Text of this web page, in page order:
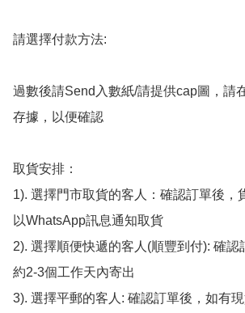
請選擇付款方法:
過數後請Send入數紙/請提供cap圖，請
存據，以便確認
取貨安排：
1). 選擇門市取貨的客人：確認訂單後，
以WhatsApp訊息通知取貨
2). 選擇順便快遞的客人(順豐到付): 確認
約2-3個工作天內寄出
3). 選擇平郵的客人: 確認訂單後，如有